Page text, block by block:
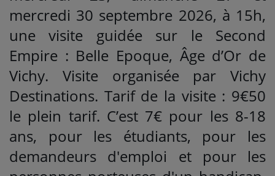
mercredi 30 septembre 2026, à 15h,
une visite guidée sur le Second
Empire : Belle Epoque, Âge d’Or de
Vichy. Visite organisée par Vichy
Destinations. Tarif de la visite : 9€50
le plein tarif. C’est 7€ pour les 8-18
ans, pour les étudiants, pour les
demandeurs d'emploi et pour les